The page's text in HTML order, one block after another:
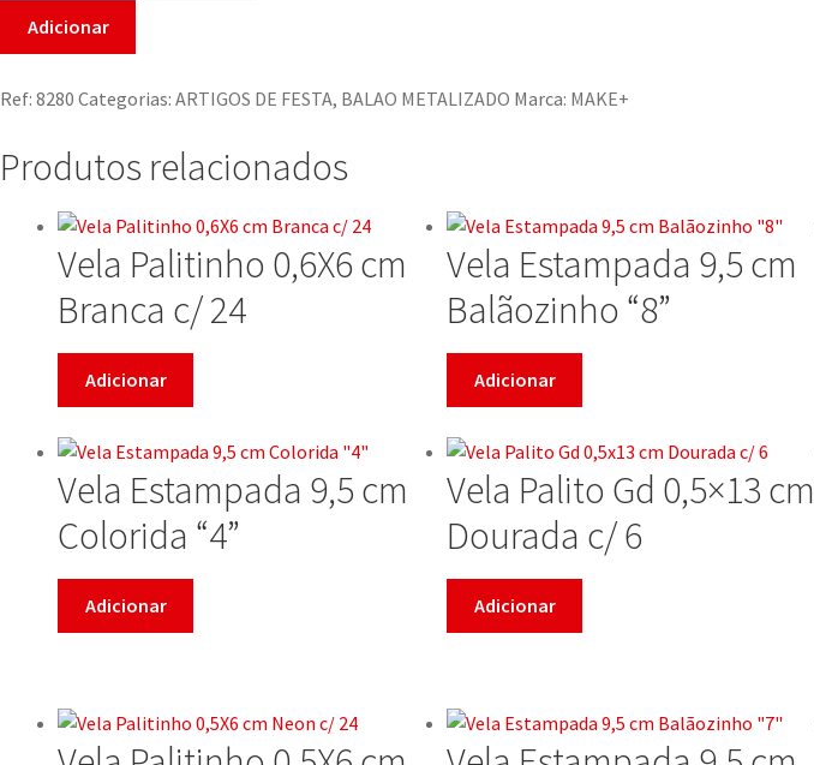
Adicionar
Ref: 8280 Categorias: ARTIGOS DE FESTA, BALAO METALIZADO Marca: MAKE+
Produtos relacionados
Vela Palitinho 0,6X6 cm
Branca c/ 24
Adicionar
Vela Estampada 9,5 cm
Balãozinho “8”
Adicionar
Vela Estampada 9,5 cm
Colorida “4”
Adicionar
Vela Palito Gd 0,5×13 cm
Dourada c/ 6
Adicionar